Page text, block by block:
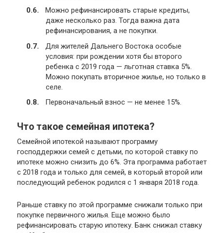
Можно рефинансировать старые кредиты,
даже несколько раз. Тогда важна дата
рефинансирования, а не покупки.
Для жителей Дальнего Востока особые
условия: при рождении хотя бы второго
ребенка с 2019 года — льготная ставка 5%.
Можно покупать вторичное жилье, но только в
селе.
Первоначальный взнос — не менее 15%.
Что такое семейная ипотека?
Семейной ипотекой называют программу
господдержки семей с детьми, по которой ставку по
ипотеке можно снизить до 6%. Эта программа работает
с 2018 года и только для семей, в который второй или
последующий ребенок родился с 1 января 2018 года.
Раньше ставку по этой программе снижали только при
покупке первичного жилья. Еще можно было
рефинансировать старую ипотеку. Банк снижал ставку